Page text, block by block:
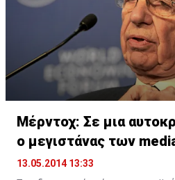
Μέρντοχ: Σε μια
ο μεγιστάνας των
13.05.2014 13:33